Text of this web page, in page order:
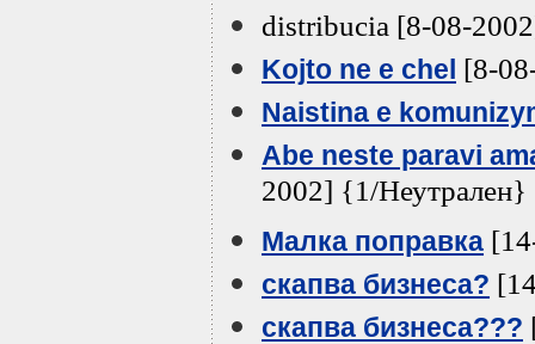
distribucia [8-08-
Kojto ne e chel [8-
Naistina e
Abe neste paravi
2002] {1/Неутрален}
Малка поправка
скапва бизнеса?
скапва бизнеса???